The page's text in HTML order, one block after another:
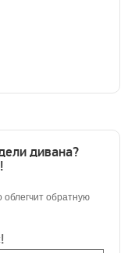
дивана?
обратную